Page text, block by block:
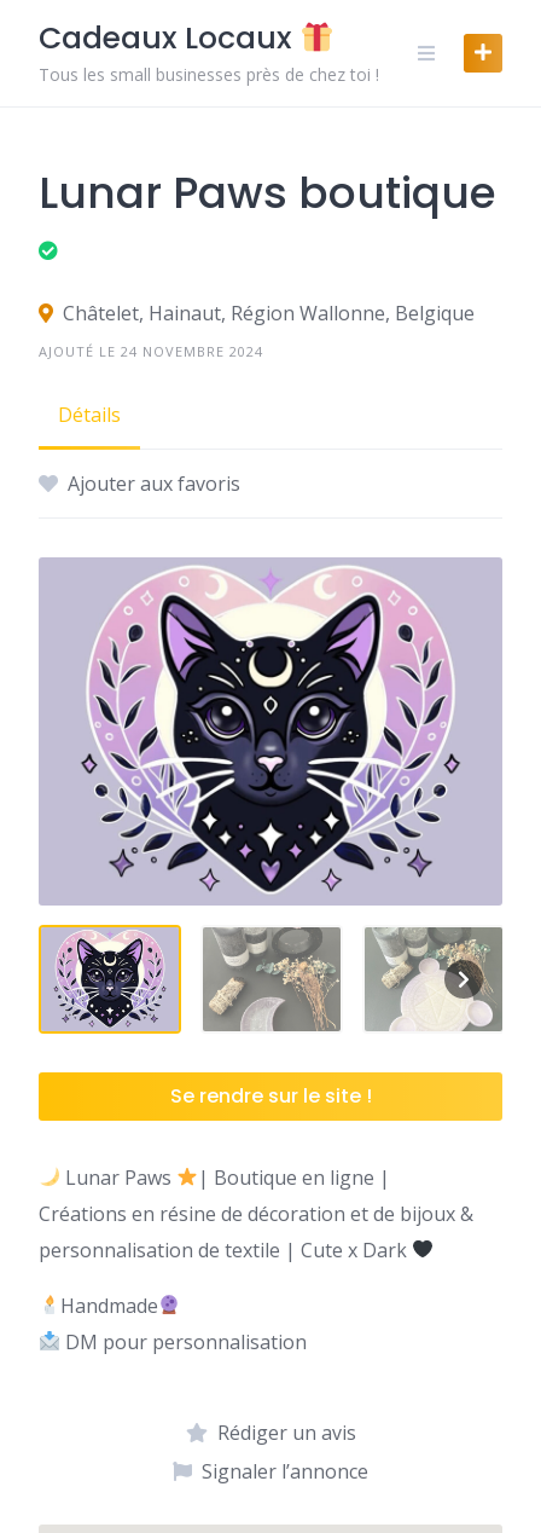
content
Cadeaux Locaux
Tous les small businesses près de chez toi !
Lunar Paws boutique
Châtelet, Hainaut, Région Wallonne, Belgique
AJOUTÉ LE 24 NOVEMBRE 2024
Détails
Ajouter aux favoris
Se rendre sur le site !
Lunar Paws
| Boutique en ligne |
Créations en résine de décoration et de bijoux &
personnalisation de textile | Cute x Dark
Handmade
DM pour personnalisation
Rédiger un avis
Signaler l’annonce